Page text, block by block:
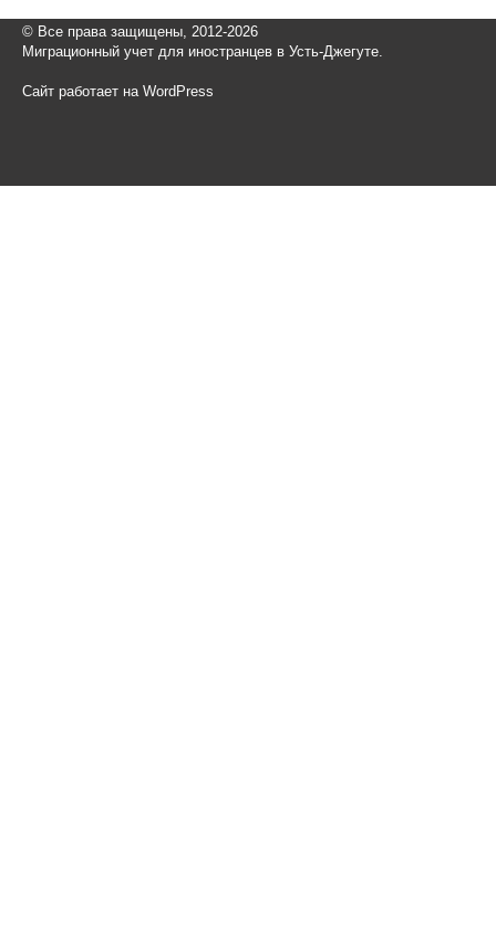
© Все права защищены, 2012-2026
Миграционный учет для иностранцев в Усть-Джегуте.
Сайт работает на WordPress